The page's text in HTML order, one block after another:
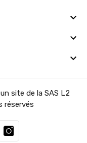
site de la SAS L2
réservés